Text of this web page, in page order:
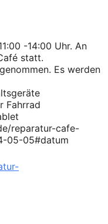
-14:00 Uhr. An
statt.
Es werden
Fahrrad
reparatur-cafe-
05-05#datum